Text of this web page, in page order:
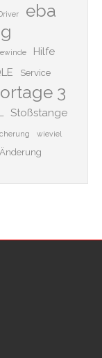
eba
Hilfe
Service
3
Stoßstange
wieviel
Änderung